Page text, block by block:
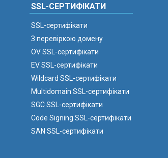
SSL-СЕРТИФІКАТИ
SSL-сертифікати
З перевіркою домену
OV SSL-сертифікати
EV SSL-сертифікати
Wildcard SSL-сертифікати
Multidomain SSL-сертифікати
SGC SSL-сертифікати
Code Signing SSL-сертифікати
SAN SSL-сертифікати